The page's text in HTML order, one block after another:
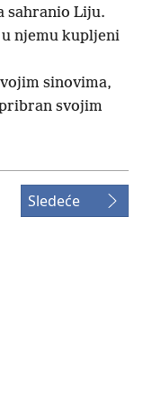
sahranio Liju.
njemu kupljeni
sinovima,
svojim
Sledeće